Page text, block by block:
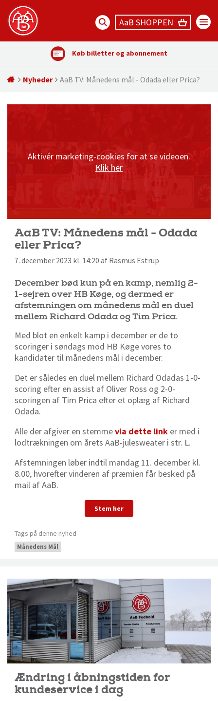
AaB SHOPPEN
Køb billetter og abonnement
Nyheder AaB TV: Månedens mål - Odada eller Prica?
Aktivér marketing-cookies for at se videoen.
Klik her
AaB TV: Månedens mål - Odada
eller Prica?
7. december 2023 kl. 14:20 af Rasmus Estrup
December bød kun på en kamp, nemlig 2-
1-sejren over HB Køge, og dermed er
afstemningen om månedens mål en duel
mellem Richard Odada og Tim Prica.
Med blot en enkelt kamp i december er de to
scoringer i søndags mod HB Køge vores to
kandidater til månedens mål i december.
Det er således en duel mellem Richard Odadas 1-0-
scoring efter en assist af Oliver Ross og 2-0-
scoringen af Tim Prica efter et oplæg af Richard
Odada.
Alle der afgiver en stemmevia dette link er med i
lodtrækningen om årets AaB-julesweater i str. L.
Afstemningen løber indtil mandag 11. december kl.
8.00, hvorefter vinderen af præmien får besked på
mail af AaB.
Stem her
Tags på denne nyhed
Månedens Mål
Ændring i åbningstiden for
kundeservice i dag